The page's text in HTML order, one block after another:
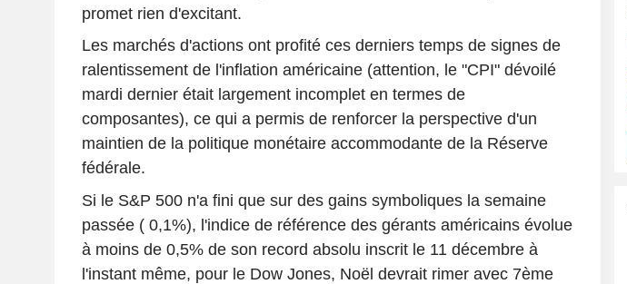
promet rien d'excitant.
Les marchés d'actions ont profité ces derniers temps de signes de
ralentissement de l'inflation américaine (attention, le "CPI" dévoilé
mardi dernier était largement incomplet en termes de
composantes), ce qui a permis de renforcer la perspective d'un
maintien de la politique monétaire accommodante de la Réserve
fédérale.
Si le S&P 500 n'a fini que sur des gains symboliques la semaine
passée ( 0,1%), l'indice de référence des gérants américains évolue
à moins de 0,5% de son record absolu inscrit le 11 décembre à
l'instant même, pour le Dow Jones, Noël devrait rimer avec 7ème